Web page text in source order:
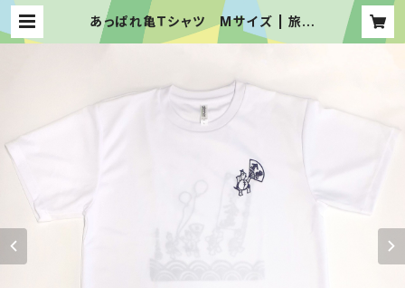
あっぱれ亀Ｔシャツ Mサイズ | 旅す
るかめや